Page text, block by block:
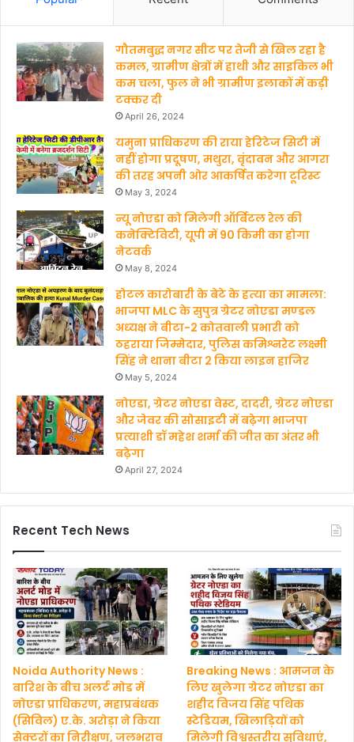
गौतमबुद्ध नगर सीट पर तेजी से खिल रहा है
कमल, ग्रामीण क्षेत्रों में हाथी और साइकिल भी
कम चला, फुल ने भी ग्रामीण इलाकों में कड़ी
टक्कर दी
April 26, 2024
यमुना प्राधिकरण की राया हेरिटेज सिटी में
नहीं होगा प्रदूषण, मथुरा, वृंदावन और आगरा
की तरह अपनी ओर आकर्षित करेगा टूरिस्ट
May 3, 2024
न्यू नोएडा को मिलेगी ऑर्बिटल रेल की
कनेक्टिविटी, यूपी में 90 किमी का होगा
नेटवर्क
May 8, 2024
होटल कारोबारी के बेटे के हत्‍या का मामला:
भाजपा MLC के सुपुत्र ग्रेटर नोएडा मण्‍डल
अध्‍यक्ष ने बीटा-2 कोतवाली प्रभारी को
ठहराया जिम्मेदार, पुलिस कमिश्नरेट लक्ष्मी
सिंह ने थाना बीटा 2 किया लाइन हाजिर
May 5, 2024
नोएडा, ग्रेटर नोएडा वेस्ट, दादरी, ग्रेटर नोएडा
और जेवर की सोसाइटी में बढ़ेगा भाजपा
प्रत्याशी डॉ महेश शर्मा की जीत का अंतर भी
बढ़ेगा
April 27, 2024
Recent Tech News
Noida Authority News :
बारिश के बीच अलर्ट मोड में
नोएडा प्राधिकरण, महाप्रबंधक
(सिविल) ए.के. अरोड़ा ने किया
सेक्टरों का निरीक्षण, जलभराव
Breaking News : आमजन के
लिए खुलेगा ग्रेटर नोएडा का
शहीद विजय सिंह पथिक
स्टेडियम, खिलाड़ियों को
मिलेगी विश्वस्तरीय सुविधाएं,